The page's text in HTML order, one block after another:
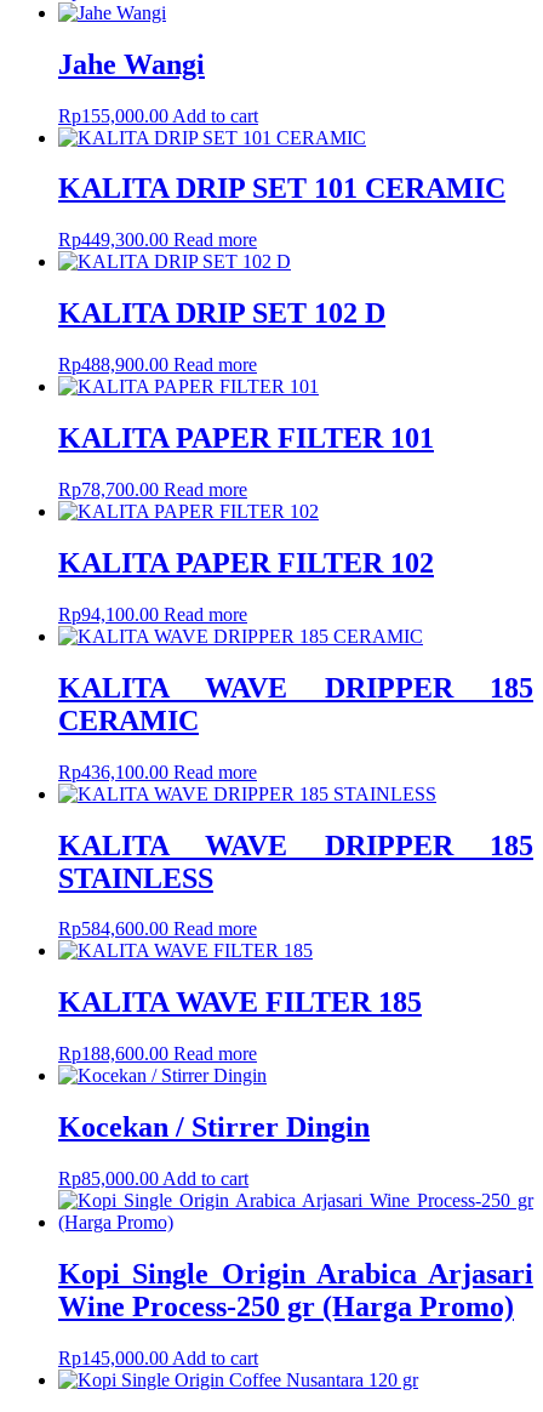
Jahe Wangi
Rp155,000.00 Add to cart
KALITA DRIP SET 101 CERAMIC
Rp449,300.00 Read more
KALITA DRIP SET 102 D
Rp488,900.00 Read more
KALITA PAPER FILTER 101
Rp78,700.00 Read more
KALITA PAPER FILTER 102
Rp94,100.00 Read more
KALITA WAVE DRIPPER 185
CERAMIC
Rp436,100.00 Read more
KALITA WAVE DRIPPER 185
STAINLESS
Rp584,600.00 Read more
KALITA WAVE FILTER 185
Rp188,600.00 Read more
Kocekan / Stirrer Dingin
Rp85,000.00 Add to cart
Kopi Single Origin Arabica Arjasari
Wine Process-250 gr (Harga Promo)
Rp145,000.00 Add to cart